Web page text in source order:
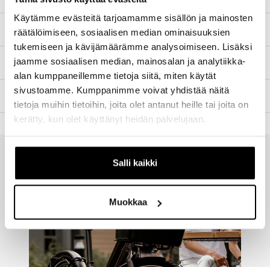
Käytämme evästeitä tarjoamamme sisällön ja mainosten
räätälöimiseen, sosiaalisen median ominaisuuksien
tukemiseen ja kävijämäärämme analysoimiseen. Lisäksi
jaamme sosiaalisen median, mainosalan ja analytiikka-
alan kumppaneillemme tietoja siitä, miten käytät
sivustoamme. Kumppanimme voivat yhdistää näitä
tietoja muihin tietoihin, joita olet antanut heille tai joita on
kerätty, kun olet käyttänyt heidän palvelujaan.
Salli kaikki
Muokkaa
TEKNISET TIEDOT
SOPIVAT LISÄVARUSTEET
TILAUS JA MAKSUTAVAT